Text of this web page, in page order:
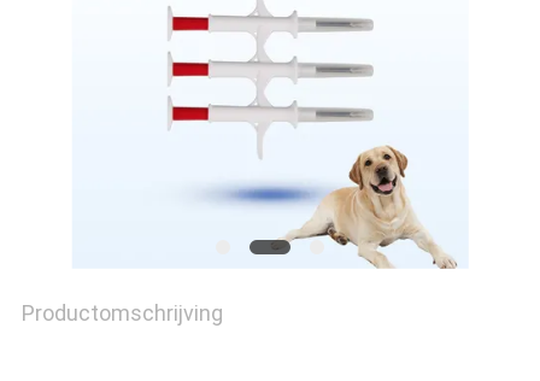
Productomschrijving